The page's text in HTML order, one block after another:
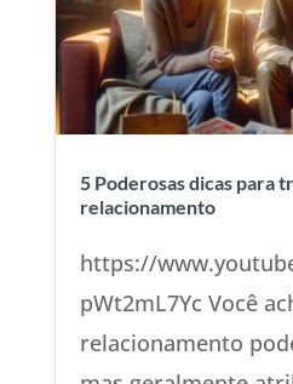
5 Poderosas dicas para
relacionamento
https://
pWt2mL7Yc Você
relacionamento